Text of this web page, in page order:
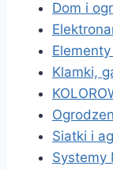
Dom i
Klamki,
Siatki i
Systemy